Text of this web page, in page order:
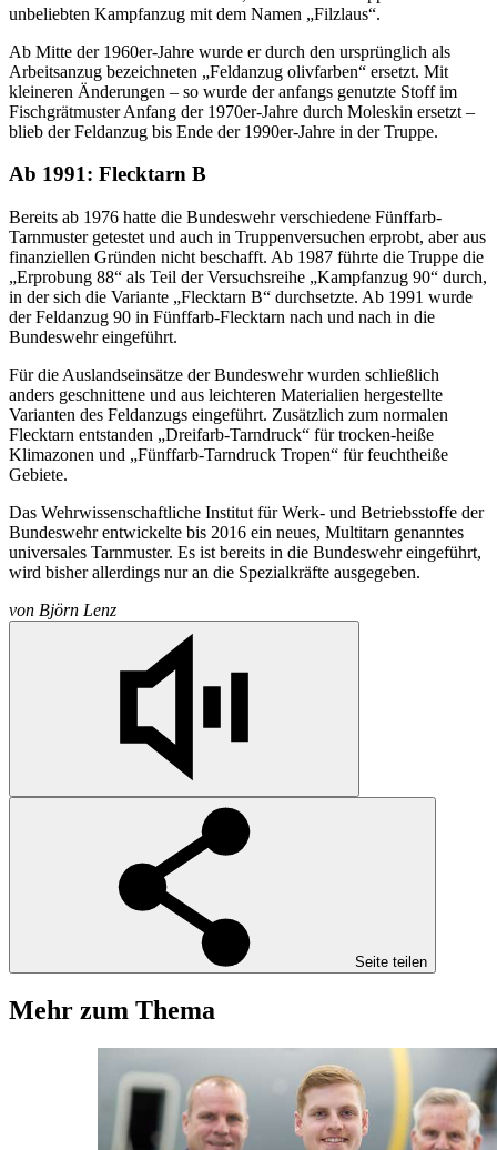
unbeliebten Kampfanzug mit dem Namen „Filzlaus“.
Ab Mitte der 1960er-Jahre wurde er durch den ursprünglich als
Arbeitsanzug bezeichneten „Feldanzug olivfarben“ ersetzt. Mit
kleineren Änderungen – so wurde der anfangs genutzte Stoff im
Fischgrätmuster Anfang der 1970er-Jahre durch Moleskin ersetzt –
blieb der Feldanzug bis Ende der 1990er-Jahre in der Truppe.
Ab 1991: Flecktarn B
Bereits ab 1976 hatte die Bundeswehr verschiedene Fünffarb-
Tarnmuster getestet und auch in Truppenversuchen erprobt, aber aus
finanziellen Gründen nicht beschafft. Ab 1987 führte die Truppe die
„Erprobung 88“ als Teil der Versuchsreihe „Kampfanzug 90“ durch,
in der sich die Variante „Flecktarn B“ durchsetzte. Ab 1991 wurde
der Feldanzug 90 in Fünffarb-Flecktarn nach und nach in die
Bundeswehr eingeführt.
Für die Auslandseinsätze der Bundeswehr wurden schließlich
anders geschnittene und aus leichteren Materialien hergestellte
Varianten des Feldanzugs eingeführt. Zusätzlich zum normalen
Flecktarn entstanden „Dreifarb-Tarndruck“ für trocken-heiße
Klimazonen und „Fünffarb-Tarndruck Tropen“ für feuchtheiße
Gebiete.
Das Wehrwissenschaftliche Institut für Werk- und Betriebsstoffe der
Bundeswehr entwickelte bis 2016 ein neues, Multitarn genanntes
universales Tarnmuster. Es ist bereits in die Bundeswehr eingeführt,
wird bisher allerdings nur an die Spezialkräfte ausgegeben.
von Björn Lenz
Seite teilen
Mehr zum Thema